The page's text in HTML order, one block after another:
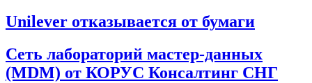
Unilever отказывается от бумаги
Сеть лабораторий мастер-данных
(MDM) от КОРУС Консалтинг СНГ